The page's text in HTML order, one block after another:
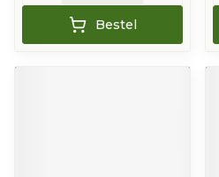
Bestel